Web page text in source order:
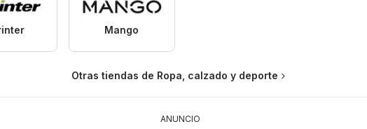
Mango
Otras tiendas de Ropa, calzado y deporte
ANUNCIO